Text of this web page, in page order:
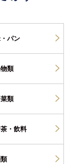
パン
類
類
・ 飲料